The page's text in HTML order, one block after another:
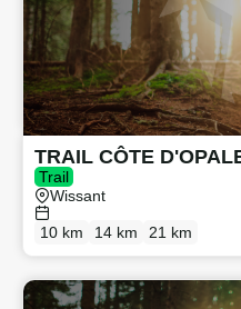
TRAIL CÔTE
Trail
Wissant
10 km 14 km 21 km